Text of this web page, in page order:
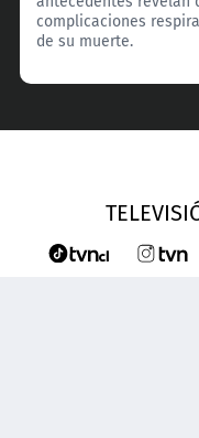
complicaciones
de su muerte.